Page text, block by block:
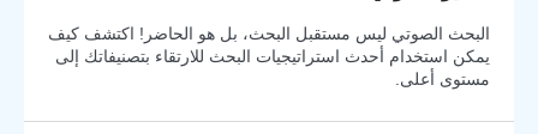
البحث الصوتي ليس مستقبل البحث، بل هو الحاضر! اكتشف كيف
يمكن استخدام أحدث استراتيجيات البحث للارتقاء بتصنيفاتك إلى
مستوى أعلى.